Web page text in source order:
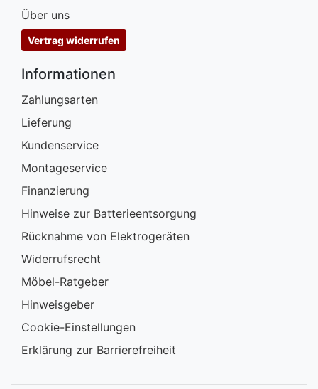
Über uns
Vertrag widerrufen
Informationen
Zahlungsarten
Lieferung
Kundenservice
Montageservice
Finanzierung
Hinweise zur Batterieentsorgung
Rücknahme von Elektrogeräten
Widerrufsrecht
Möbel-Ratgeber
Hinweisgeber
Cookie-Einstellungen
Erklärung zur Barrierefreiheit